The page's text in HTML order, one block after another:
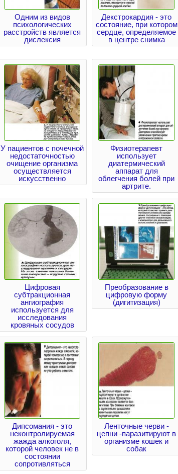
Одним из видов
психологических
расстройств является
дислексия
Декстрокардия - это
состояние, при котором
сердце, определяемое
в центре снимка
У пациентов с почечной
недостаточностью
очищение организма
осуществляется
искусственно
Физиотерапевт
использует
диатермический
аппарат для
облегчения болей при
артрите.
Цифровая
субтракционная
ангиография
используется для
исследования
кровяных сосудов
Преобразование в
цифровую форму
(дигитизация)
Дипсомания - это
неконтролируемая
жажда алкоголя,
которой человек не в
состоянии
сопротивляться
Ленточные черви -
цепни -паразитируют в
организме кошек и
собак